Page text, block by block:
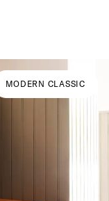
MODERN CLASSIC